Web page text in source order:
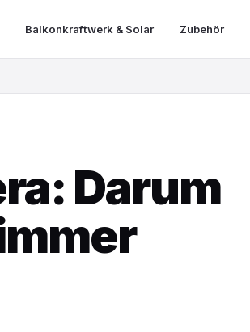
Balkonkraftwerk & Solar Zubehör
Darum